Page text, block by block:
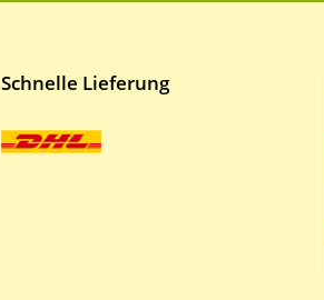
Schnelle Lieferung